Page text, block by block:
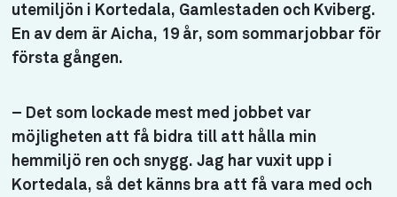
utemiljön i Kortedala, Gamlestaden och Kviberg.
En av dem är Aicha, 19 år, som sommarjobbar för
första gången.
– Det som lockade mest med jobbet var
möjligheten att få bidra till att hålla min
hemmiljö ren och snygg. Jag har vuxit upp i
Kortedala, så det känns bra att få vara med och